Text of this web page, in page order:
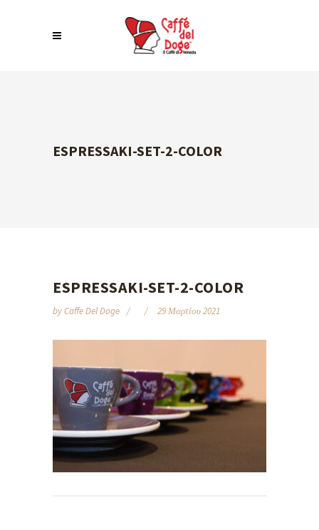
ESPRESSAKI-SET-2-COLOR
ESPRESSAKI-SET-2-COLOR
byCaffe Del Doge 29 Μαρτίου 2021